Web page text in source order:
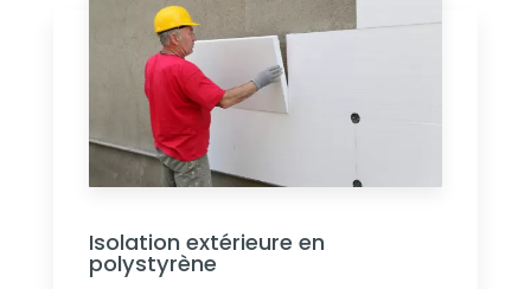
Isolation extérieure en
polystyrène